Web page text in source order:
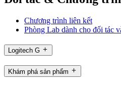
Chương trình liên kết
Phòng Lab dành cho đối tác
Logitech G
Khám phá sản phẩm